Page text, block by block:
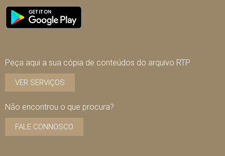
Peça aqui a sua cópia de conteúdos do arquivo RTP
VER SERVIÇOS
Não encontrou o que procura?
FALE CONNOSCO